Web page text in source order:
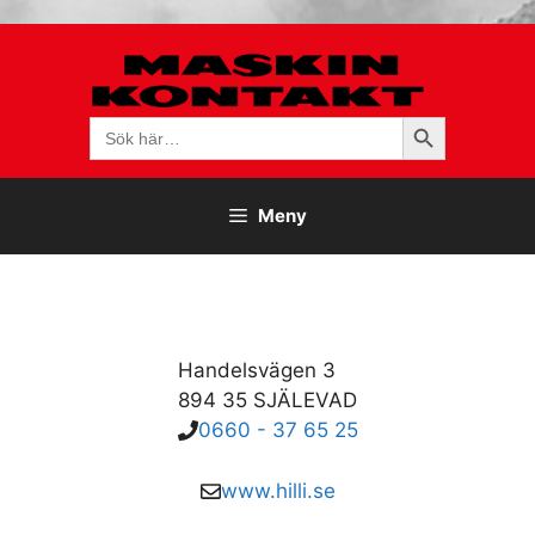
Sök
efter:
Sökknapp
Meny
Handelsvägen 3
894 35 SJÄLEVAD
0660 - 37 65 25
www.hilli.se